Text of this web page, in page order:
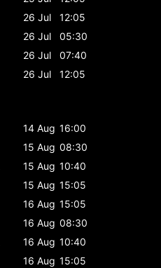
26 Jul
12:05
26 Jul
05:30
26 Jul
07:40
26 Jul
12:05
14 Aug 16:00
15 Aug 08:30
15 Aug 10:40
15 Aug 15:05
16 Aug 15:05
16 Aug 08:30
16 Aug 10:40
16 Aug 15:05